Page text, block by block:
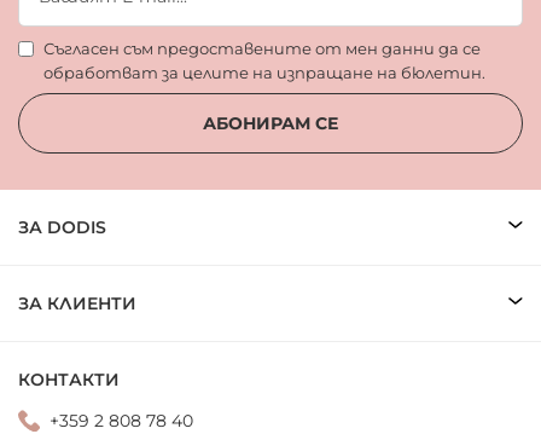
Съгласен съм предоставените от мен данни да се
обработват за целите на изпращане на бюлетин.
АБОНИРАМ СЕ
ЗА DODIS
ЗА КЛИЕНТИ
КОНТАКТИ
+359 2 808 78 40